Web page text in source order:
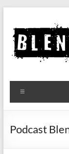
contenu
Le
de
Podcast